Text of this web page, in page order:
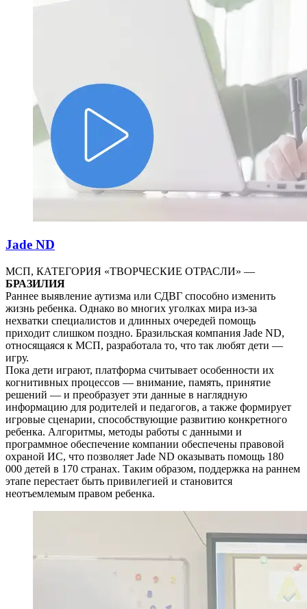
Jade ND
МСП, КАТЕГОРИЯ «ТВОРЧЕСКИЕ ОТРАСЛИ» —
БРАЗИЛИЯ
Раннее выявление аутизма или СДВГ способно изменить
жизнь ребенка. Однако во многих уголках мира из-за
нехватки специалистов и длинных очередей помощь
приходит слишком поздно. Бразильская компания Jade ND,
относящаяся к МСП, разработала то, что так любят дети —
игру.
Пока дети играют, платформа считывает особенности их
когнитивных процессов — внимание, память, принятие
решений — и преобразует эти данные в наглядную
информацию для родителей и педагогов, а также формирует
игровые сценарии, способствующие развитию конкретного
ребенка. Алгоритмы, методы работы с данными и
программное обеспечение компании обеспечены правовой
охраной ИС, что позволяет Jade ND оказывать помощь 180
000 детей в 170 странах. Таким образом, поддержка на раннем
этапе перестает быть привилегией и становится
неотъемлемым правом ребенка.